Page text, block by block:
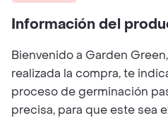
Información del
Bienvenido a Garden
realizada la compra, te
proceso de germinación
precisa, para que este sea